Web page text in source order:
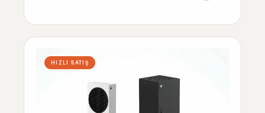
HIZLI SATIŞ